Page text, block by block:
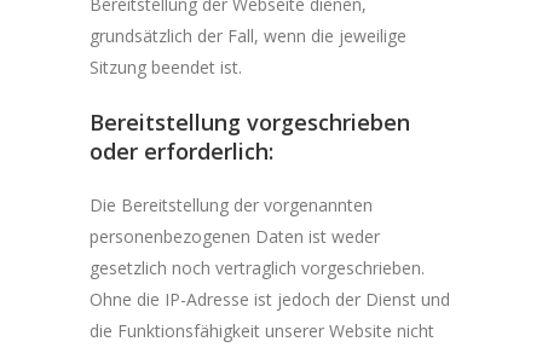
grundsätzlich der Fall, wenn die jeweilige
Sitzung beendet ist.
Bereitstellung vorgeschrieben
oder erforderlich:
Die Bereitstellung der vorgenannten
personenbezogenen Daten ist weder
gesetzlich noch vertraglich vorgeschrieben.
Ohne die IP-Adresse ist jedoch der Dienst und
die Funktionsfähigkeit unserer Website nicht